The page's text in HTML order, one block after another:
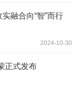
融合向“智”而行
2024-10-30
正式发布